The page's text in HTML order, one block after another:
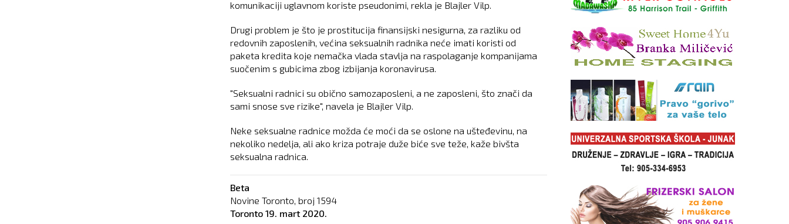
komunikaciji uglavnom koriste pseudonimi, rekla je Blajler Vilp.
Drugi problem je što je prostitucija finansijski nesigurna, za razliku od
redovnih zaposlenih, većina seksualnih radnika neće imati koristi od
paketa kredita koje nemačka vlada stavlja na raspolaganje kompanijama
suočenim s gubicima zbog izbijanja koronavirusa.
"Seksualni radnici su obično samozaposleni, a ne zaposleni, što znači da
sami snose sve rizike", navela je Blajler Vilp.
Neke seksualne radnice možda će moći da se oslone na ušteđevinu, na
nekoliko nedelja, ali ako kriza potraje duže biće sve teže, kaže bivšta
seksualna radnica.
Beta
Novine Toronto, broj 1594
Toronto 19. mart 2020.